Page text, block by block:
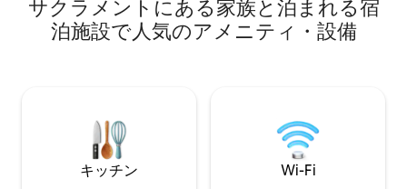
のダウンタウンまで3マイルです。1947年
から営業している有名なVic's Ice Cream
パーラーまで徒歩圏内。通り沿いにはか
策することもできます。ご希望の日程が
埋まっている場合は、必ずメッセージで
お問い合わせください。いずれにせよ、
お気軽にお問い合わせください！
子供たちが遊ぶこ
タウン、カリフォ
サクラメントにある家族と泊まれる宿
泊施設で人気のアメニティ・設備
キッチン Wi-Fi